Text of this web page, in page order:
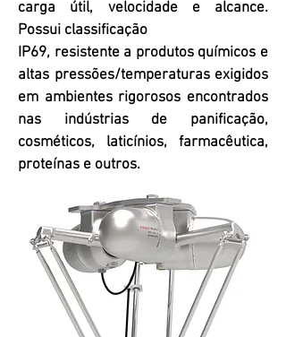
carga útil, velocidade e alcance.
Possui classificação
IP69, resistente a produtos químicos e
altas pressões/temperaturas exigidos
em ambientes rigorosos encontrados
nas indústrias de panificação,
cosméticos, laticínios, farmacêutica,
proteínas e outros.